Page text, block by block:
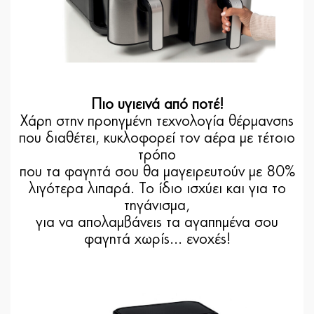
Πιο υγιεινά από ποτέ!
Χάρη στην προηγμένη τεχνολογία θέρμανσης
που διαθέτει, κυκλοφορεί τον αέρα με τέτοιο
τρόπο
που τα φαγητά σου θα μαγειρευτούν με 80%
λιγότερα λιπαρά. Το ίδιο ισχύει και για το
τηγάνισμα,
για να απολαμβάνεις τα αγαπημένα σου
φαγητά χωρίς... ενοχές!